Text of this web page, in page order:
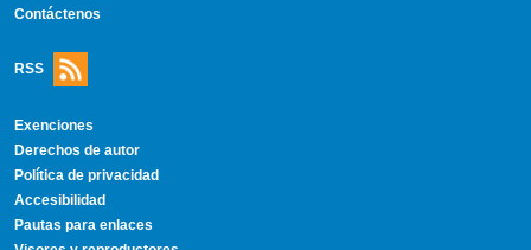
Contáctenos
RSS
Exenciones
Derechos de autor
Política de privacidad
Accesibilidad
Pautas para enlaces